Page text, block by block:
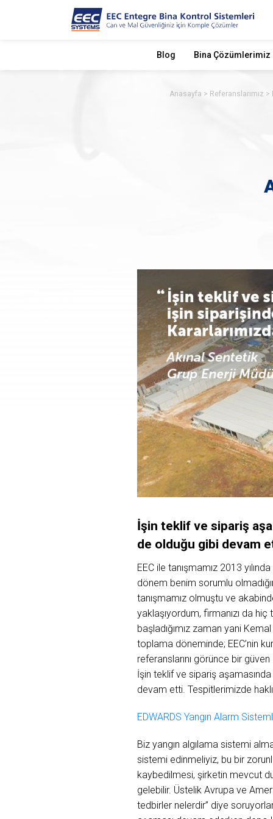
Blog Bina Çözümlerimiz
Anasayfa Referanslarımız
İşin teklif ve sipariş
de olduğu gibi devam
EEC ile tanışmamız 2013
dönem benim sorumlu
tanışmamız olmuştu ve
yaklaşıyordum, firmanızı da
başladığımız zaman yani
toplama döneminde; EEC’nin
referanslarını görünce bir
İşin teklif ve sipariş
devam etti. Tespitlerimizde haklı
EDWARDS Yangın Alarm
Biz yangın algılama sistemi
sistemi edinmeliyiz, bu bir
kaybedilmesi, şirketin mevcut
gelebilir. Üstelik Avrupa ve
tedbirler nelerdir” diye